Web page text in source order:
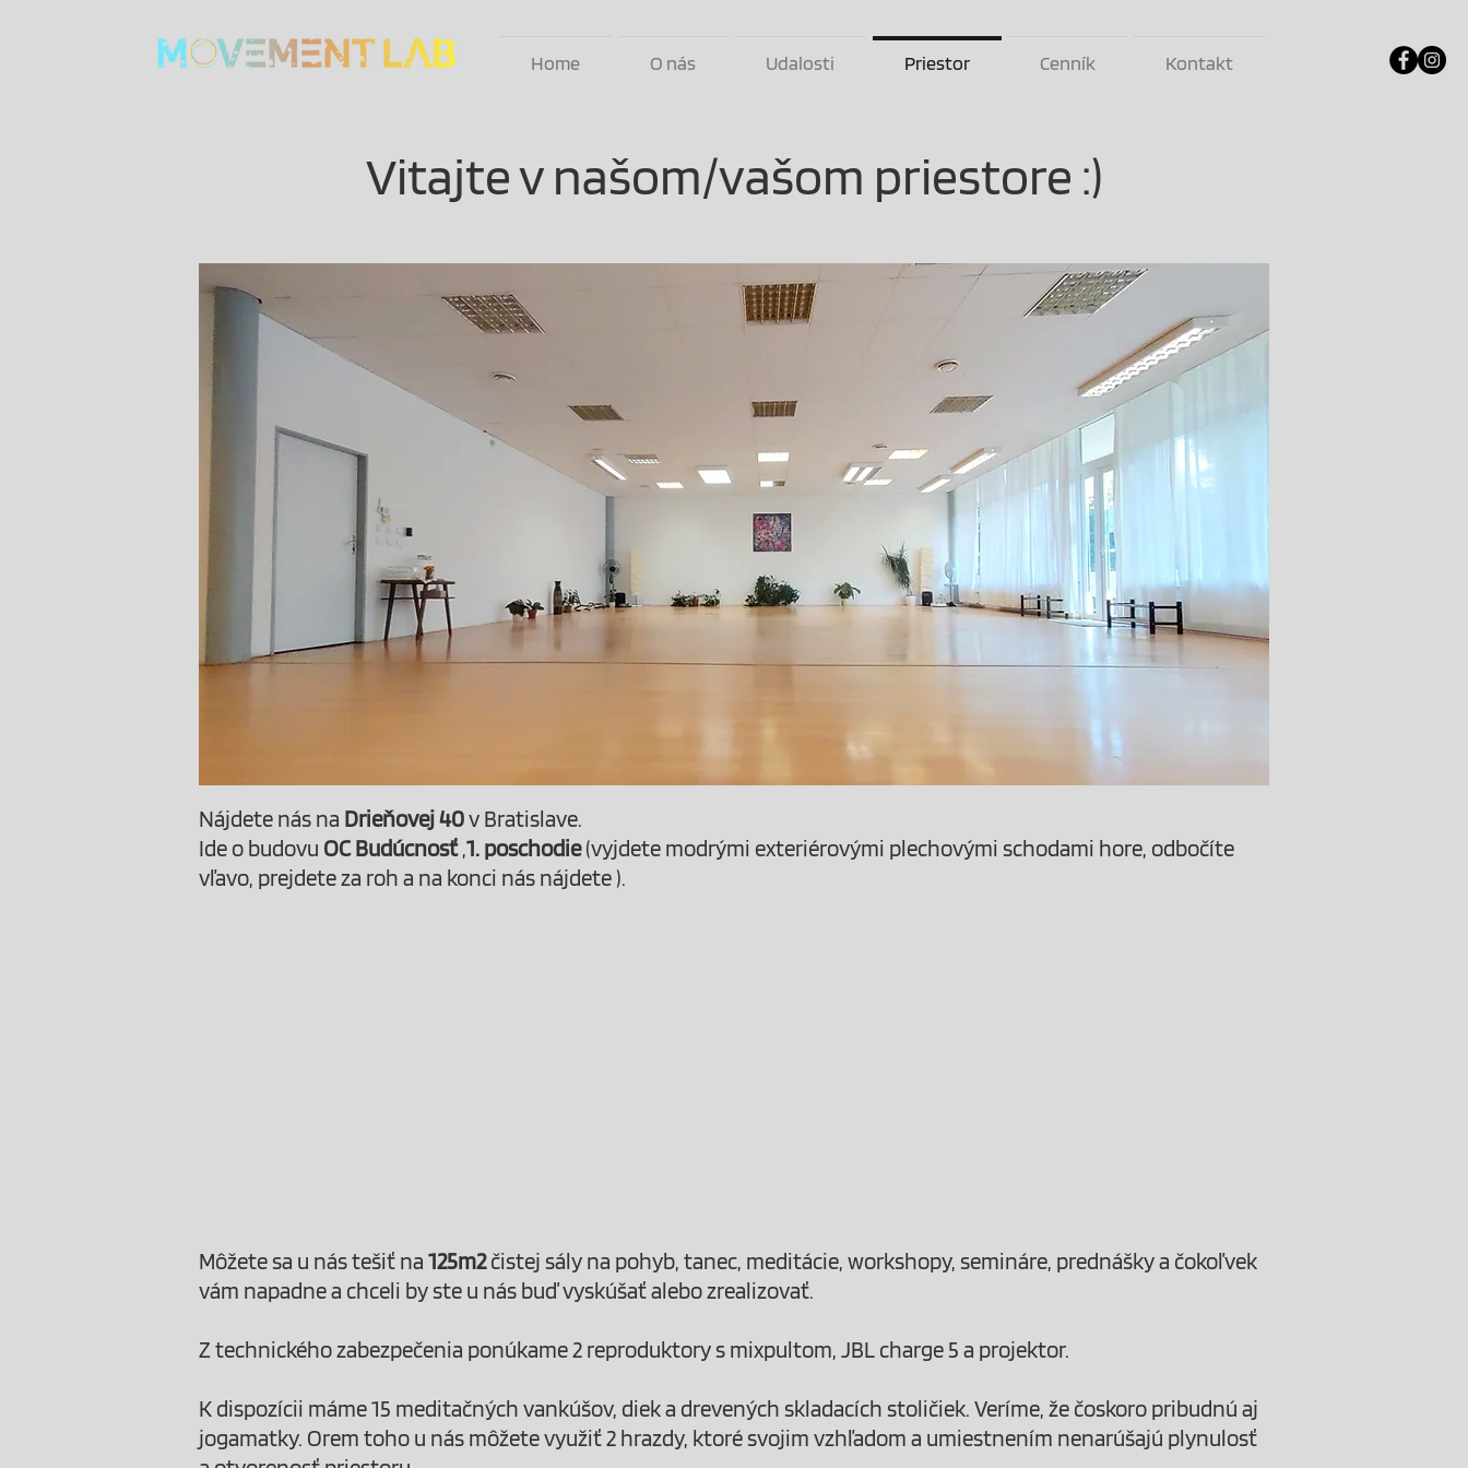
Home O nás Udalosti Priestor Cenník Kontakt
Vitajte v našom/vašom priestore :)
Nájdete nás na Drieňovej 40v Bratislave.
Ide o budovu OC Budúcnosť,1. poschodie(vyjdete modrými exteriérovými plechovými schodami hore, odbočíte
vľavo, prejdete za roh a na konci nás nájdete ).
Môžete sa u nás tešiť na 125m2čistej sály na pohyb, tanec, meditácie, workshopy, semináre, prednášky a čokoľvek
vám napadne a chceli by ste u nás buď vyskúšať alebo zrealizovať.
Z technického zabezpečenia ponúkame 2 reproduktory s mixpultom, JBL charge 5 a projektor.
K dispozícii máme 15 meditačných vankúšov, diek a drevených skladacích stoličiek. Veríme, že čoskoro pribudnú aj
jogamatky. Orem toho u nás môžete využiť 2 hrazdy, ktoré svojim vzhľadom a umiestnením nenarúšajú plynulosť